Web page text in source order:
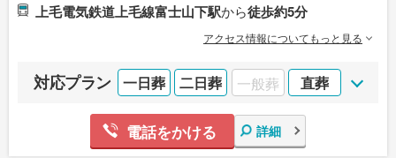
上毛電気鉄道上毛線富士山下駅から徒歩約5分
アクセス情報についてもっと見る
対応プラン 一日葬 二日葬 一般葬 直葬
電話をかける 詳細